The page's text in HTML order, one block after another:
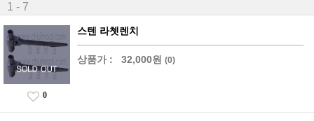
1 - 7
스텐 라쳇렌치
상품가 : 32,000원 (0)
0